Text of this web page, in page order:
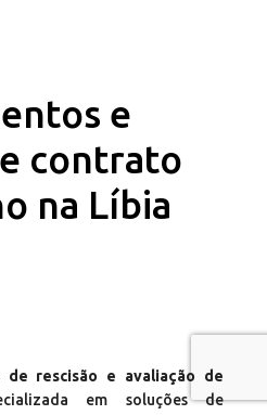
e
contrato
na Líbia
de rescisão e avaliação de
em soluções de